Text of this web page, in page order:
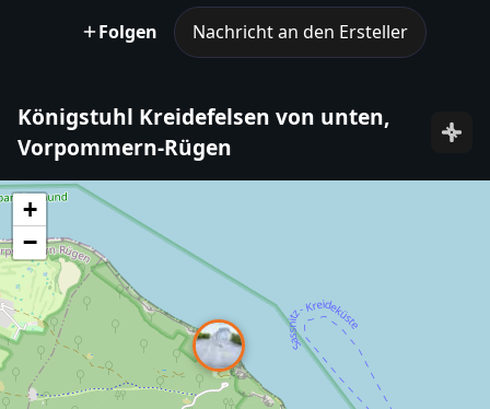
Folgen Nachricht an den Ersteller
Königstuhl Kreidefelsen von unten,
Vorpommern-Rügen
+
−